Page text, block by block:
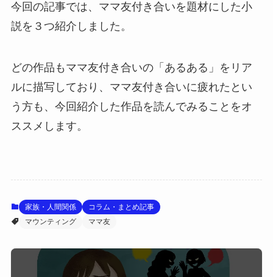
今回の記事では、ママ友付き合いを題材にした小
説を３つ紹介しました。
どの作品もママ友付き合いの「あるある」をリア
ルに描写しており、ママ友付き合いに疲れたとい
う方も、今回紹介した作品を読んでみることをオ
ススメします。
家族・人間関係
コラム・まとめ記事
マウンティング
ママ友